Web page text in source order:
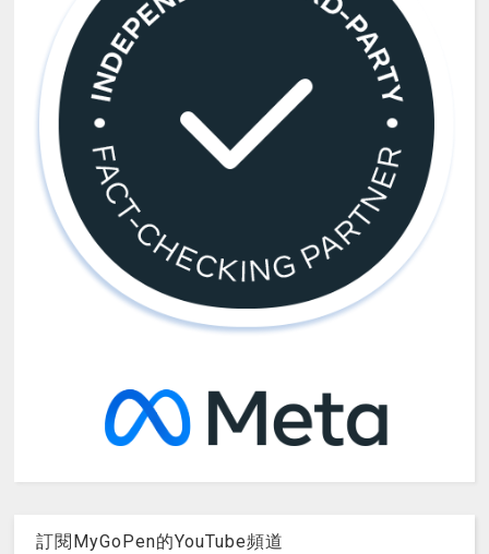
訂閱MyGoPen的YouTube頻道